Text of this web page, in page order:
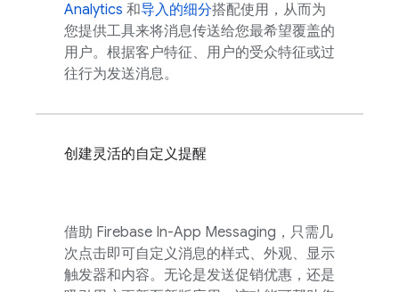
Analytics 和导入的细分搭配使用，从而为
您提供工具来将消息传送给您最希望覆盖的
用户。根据客户特征、用户的受众特征或过
往行为发送消息。
创建灵活的自定义提醒
借助 Firebase In-App Messaging ，只需几
次点击即可自定义消息的样式、外观、显示
触发器和内容。无论是发送促销优惠，还是